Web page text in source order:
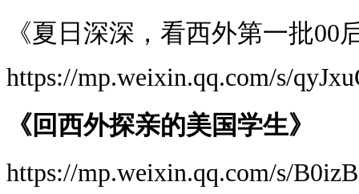
《夏日深深，看西外第一批00
https://mp.weixin.qq.com/s/
《回西外探亲的美国学生》
https://mp.weixin.qq.com/s/